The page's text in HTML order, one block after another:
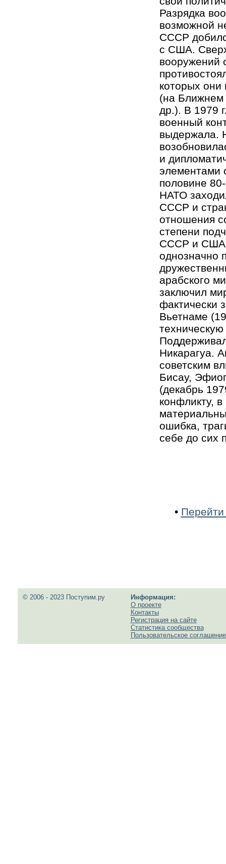
Разрядка
возможной
СССР
с США.
вооружений
которых
(на Ближнем
др.). В 1979
военный
выдержала.
и
элементами
половине
НАТО
СССР и
отношения
степени
СССР и США.
однозначно
арабского
заключил
фактически
Вьетнаме
Никарагуа.
советским
Бисау,
(декабрь
конфликту,
ошибка,
себе до сих
• Перейти
© 2006 - 2023 Поступим.ру
Информация:
О проекте
Контакты
Регистрация на сайте
Статистика сообщества
Пользовательское соглашение